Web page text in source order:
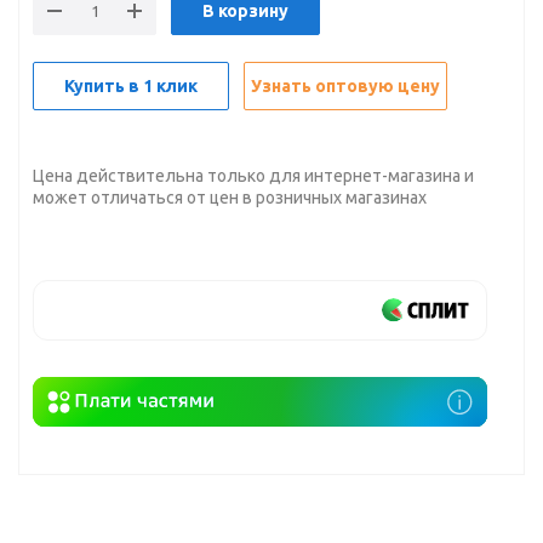
В корзину
Купить в 1 клик Узнать оптовую цену
Цена действительна только для интернет-магазина и
может отличаться от цен в розничных магазинах